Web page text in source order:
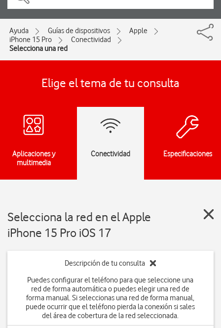
Ayuda Guías de dispositivos
Apple
iPhone 15 Pro
Conectividad
Selecciona una red
Elige el tema de tu consulta
Aplicaciones y
multimedia
Conectividad Especificaciones
Selecciona la red en el Apple
iPhone 15 Pro iOS 17
Descripción de tu consulta
Puedes configurar el teléfono para que seleccione una
red de forma automática o puedes elegir una red de
forma manual. Si seleccionas una red de forma manual,
puede ocurrir que el teléfono pierda la conexión si sales
del área de cobertura de la red seleccionada.